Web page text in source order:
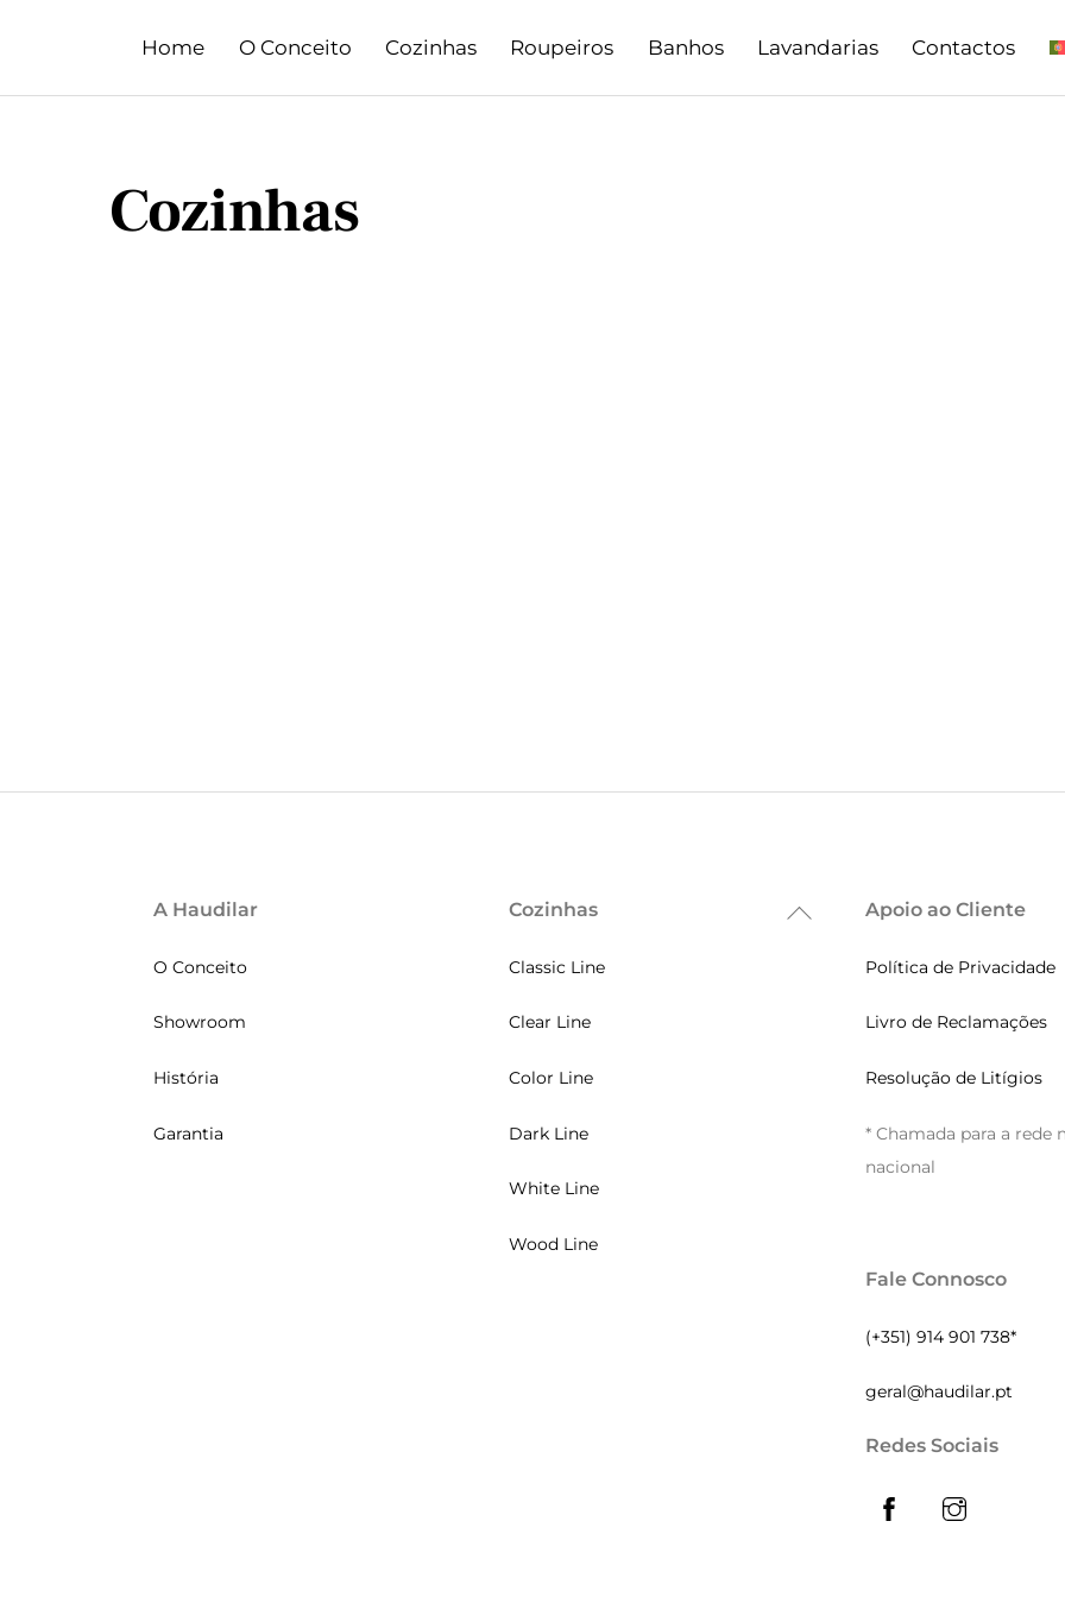
Home O Conceito Cozinhas Roupeiros Banhos Lavandarias Contactos
Cozinhas
Back
A Haudilar
O Conceito
Showroom
História
Garantia
Cozinhas
Classic Line
Clear Line
Color Line
Dark Line
White Line
Wood Line
Apoio ao Cliente
Política de Privacidade
Livro de Reclamações
Resolução de Litígios
* Chamada para a rede
nacional
Fale Connosco
(+351) 914 901 738*
geral@haudilar.pt
Redes Sociais